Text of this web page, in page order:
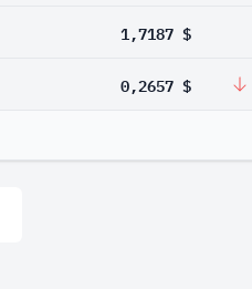
1,7187 $
0,2657 $